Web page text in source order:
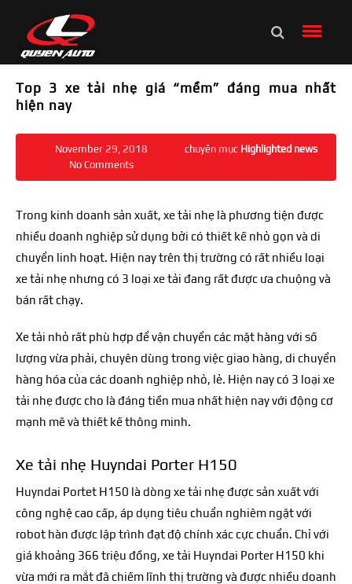
Top 3 xe tải nhẹ giá “mềm” đáng mua nhất
hiện nay
November 29, 2018 chuyên mục Highlighted news
No Comments
Trong kinh doanh sản xuất, xe tải nhẹ là phương tiện được
nhiều doanh nghiệp sử dụng bởi có thiết kế nhỏ gọn và di
chuyển linh hoạt. Hiện nay trên thị trường có rất nhiều loại
xe tải nhẹ nhưng có 3 loại xe tải đang rất được ưa chuộng và
bán rất chạy.
Xe tải nhỏ rất phù hợp để vận chuyển các mặt hàng với số
lượng vừa phải, chuyên dùng trong việc giao hàng, di chuyển
hàng hóa của các doanh nghiệp nhỏ, lẻ. Hiện nay có 3 loại xe
tải nhẹ được cho là đáng tiền mua nhất hiện nay với động cơ
mạnh mẽ và thiết kế thông minh.
Xe tải nhẹ Huyndai Porter H150
Huyndai Portet H150 là dòng xe tải nhẹ được sản xuất với
công nghệ cao cấp, áp dụng tiêu chuẩn nghiêm ngặt với
robot hàn được lập trình đạt độ chính xác cực chuẩn. Chỉ với
giá khoảng 366 triệu đồng, xe tải Huyndai Porter H150 khi
vừa mới ra mắt đã chiếm lĩnh thị trường và được nhiều doanh